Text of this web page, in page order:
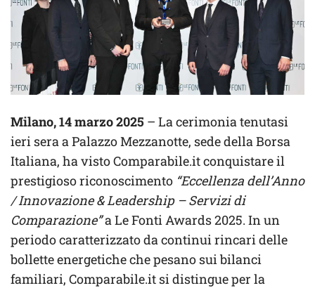
Milano, 14 marzo 2025 – La cerimonia tenutasi
ieri sera a Palazzo Mezzanotte, sede della Borsa
Italiana, ha visto Comparabile.it conquistare il
prestigioso riconoscimento “Eccellenza dell’Anno
/ Innovazione & Leadership – Servizi di
Comparazione”a Le Fonti Awards 2025. In un
periodo caratterizzato da continui rincari delle
bollette energetiche che pesano sui bilanci
familiari, Comparabile.it si distingue per la